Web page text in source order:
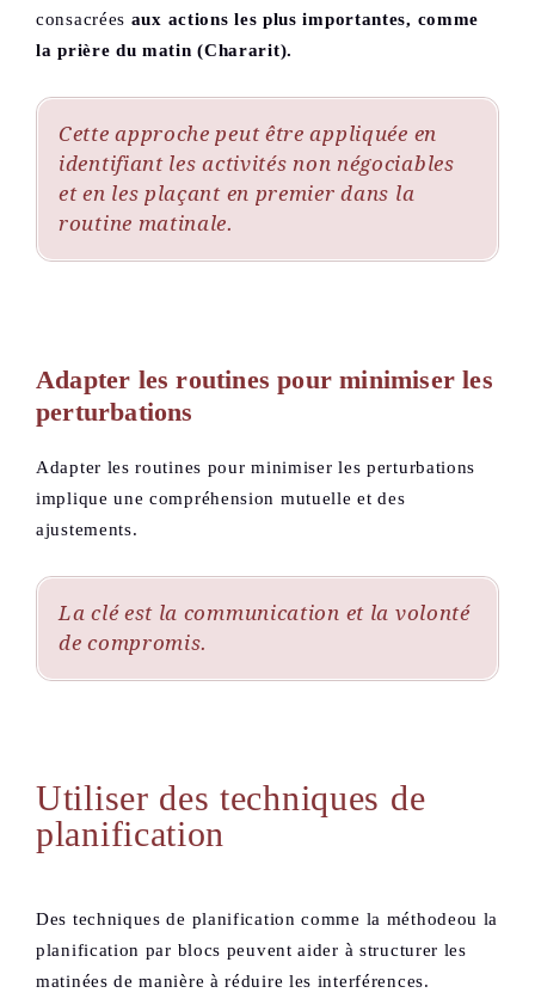
consacrées aux actions les plus importantes, comme
la prière du matin (Chararit).
Cette approche peut être appliquée en
identifiant les activités non négociables
et en les plaçant en premier dans la
routine matinale.
Adapter les routines pour minimiser les
perturbations
Adapter les routines pour minimiser les perturbations
implique une compréhension mutuelle et des
ajustements.
La clé est la communication et la volonté
de compromis.
Utiliser des techniques de
planification
Des techniques de planification comme la méthodeou la
planification par blocs peuvent aider à structurer les
matinées de manière à réduire les interférences.